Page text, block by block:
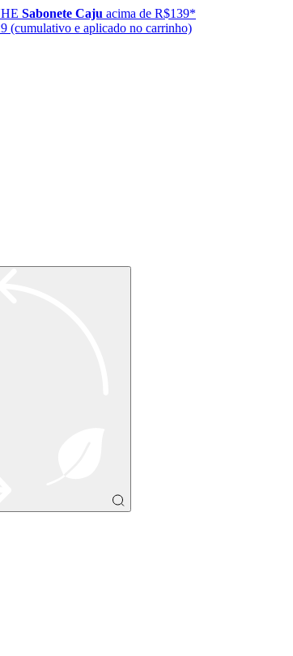
Sabonete Caju acima de R$139*
(cumulativo e aplicado no carrinho)